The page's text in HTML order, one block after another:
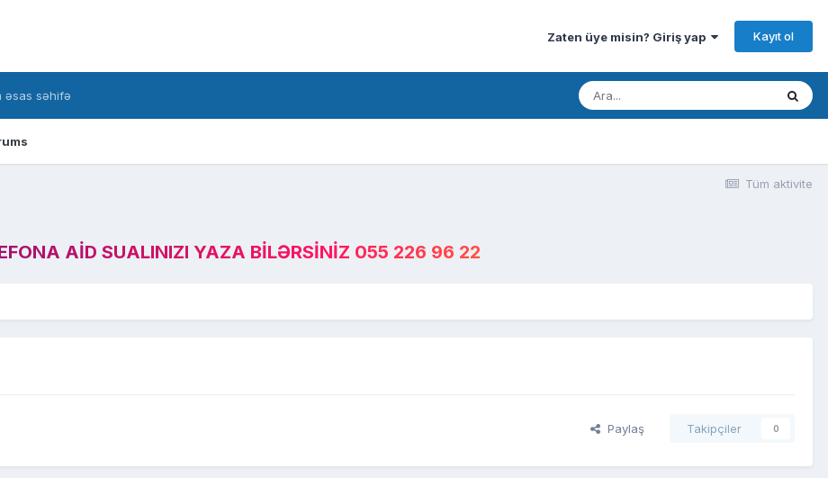
Zaten üye misin? Giriş yap Kayıt ol
əsas səhifə
Tüm aktivite
AID SUALINIZI YAZA BILƏRSINIZ 055 226 96 22
Paylaş Takipçiler 0